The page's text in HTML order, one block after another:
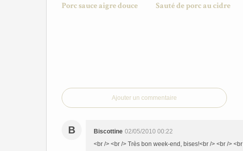
Porc sauce aigre douce Sauté de porc au cidre
Ajouter un commentaire
B Biscottine 02/05/2010 00:22
<br /> <br /> Très bon week-end, bises!<br /> <br />